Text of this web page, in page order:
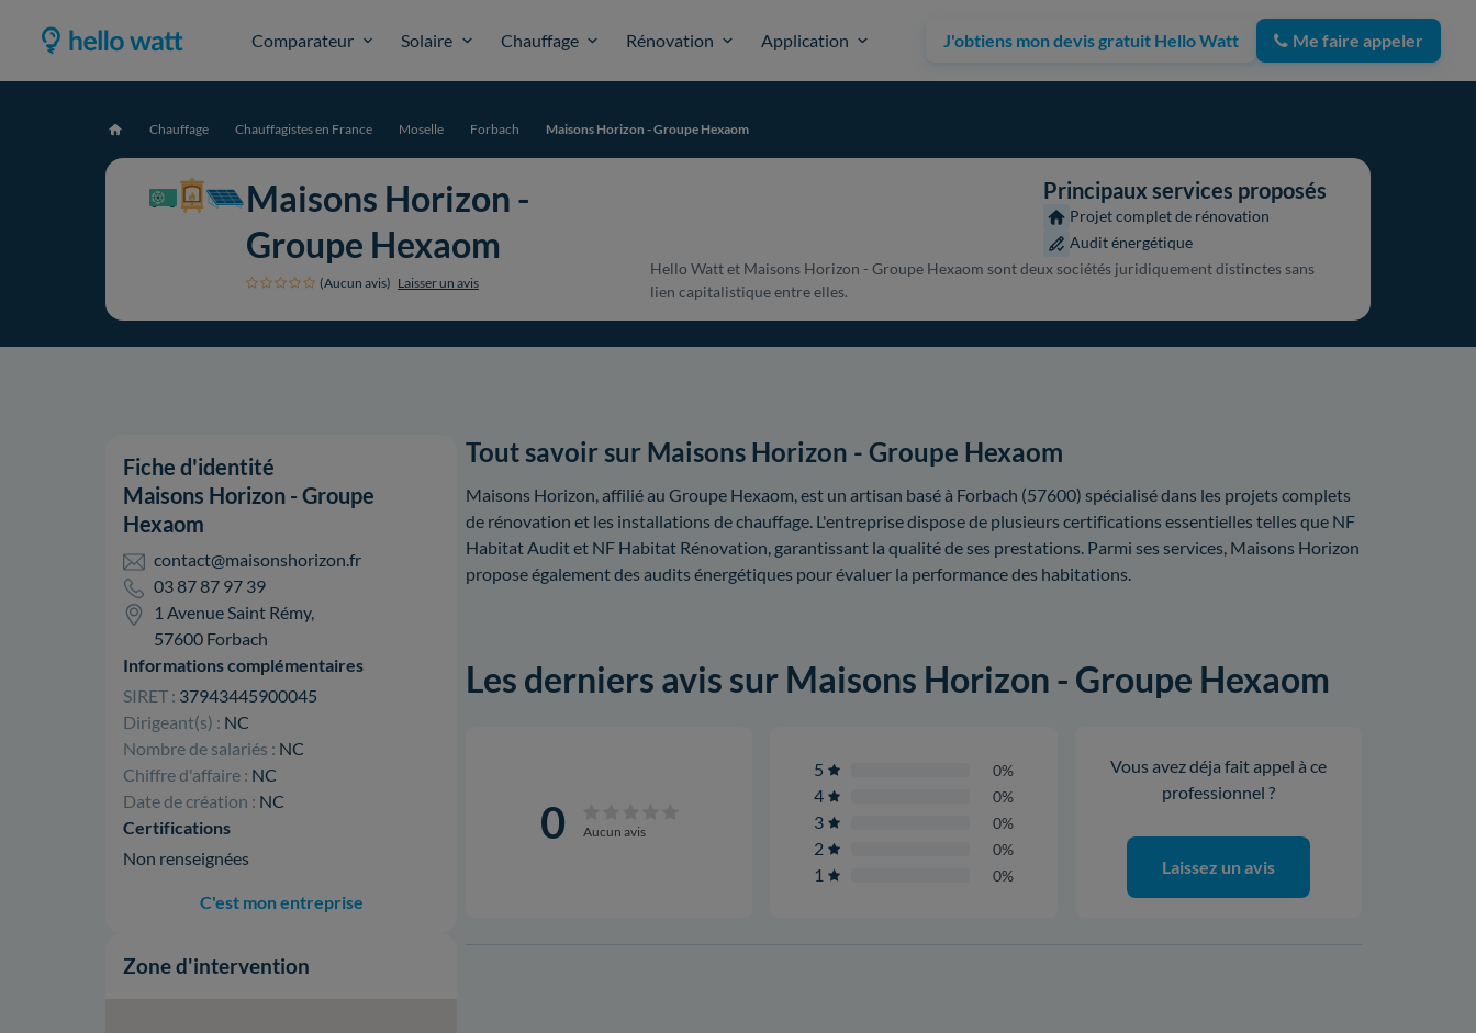
Comparateur Solaire Chauffage Rénovation Application J'obtiens mon devis gratuit Hello Watt Me faire appeler
Accueil Chauffage Chauffagistes en France Moselle Forbach Maisons Horizon - Groupe Hexaom
Maisons Horizon -
Groupe Hexaom
(Aucun avis) Laisser un avis
Principaux services proposés
Projet complet de rénovation
Audit énergétique
Hello Watt et Maisons Horizon - Groupe Hexaom sont deux sociétés juridiquement distinctes sans
lien capitalistique entre elles.
Fiche d'identité
Maisons Horizon - Groupe
Hexaom
contact@maisonshorizon.fr
03 87 87 97 39
1 Avenue Saint Rémy,
57600 Forbach
Informations complémentaires
SIRET : 37943445900045
Dirigeant(s) : NC
Nombre de salariés : NC
Chiffre d'affaire : NC
Date de création : NC
Certifications
Non renseignées
C'est mon entreprise
Zone d'intervention
Tout savoir sur Maisons Horizon - Groupe Hexaom
Maisons Horizon, affilié au Groupe Hexaom, est un artisan basé à Forbach (57600) spécialisé dans les projets complets
de rénovation et les installations de chauffage. L'entreprise dispose de plusieurs certifications essentielles telles que NF
Habitat Audit et NF Habitat Rénovation, garantissant la qualité de ses prestations. Parmi ses services, Maisons Horizon
propose également des audits énergétiques pour évaluer la performance des habitations.
Les derniers avis sur Maisons Horizon - Groupe Hexaom
0 Aucun avis
5 0%
4 0%
3 0%
2 0%
1 0%
Vous avez déja fait appel à ce
professionnel ?
Laissez un avis